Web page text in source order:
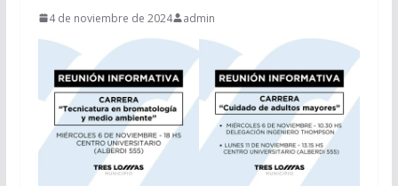
4 de noviembre de 2024 admin